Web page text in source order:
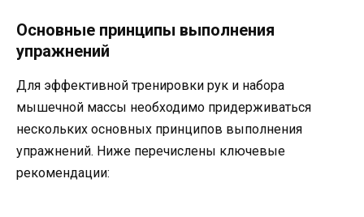
Основные принципы выполнения
упражнений
Для эффективной тренировки рук и набора
мышечной массы необходимо придерживаться
нескольких основных принципов выполнения
упражнений. Ниже перечислены ключевые
рекомендации: